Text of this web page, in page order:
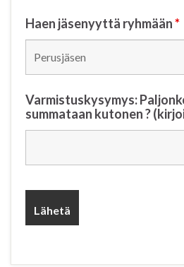
Haen jäsenyyttä ryhmään*
Varmistuskysymys:
summataan kutonen ?